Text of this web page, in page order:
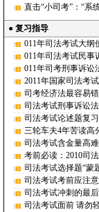
直击“小司考”：“系
● 复习指导
011年司法考试大纲
011年司法考试民事
011年司考刑事诉讼
2011年国家司法考
司考经济法最容易
司法考试刑事诉讼
司法考试论述题复
三轮车夫4年苦读高
司法考试含金量高
考前必读：2010司
司法考试选择题“蒙
司法考试考前应注
司法考试冲刺的最
司法考试面前 请勿